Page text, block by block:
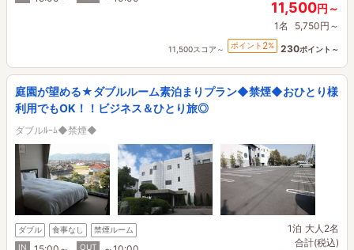
11,500円～
1名 5,750円～
11,500スコア～ ポイント 2% 230ポイント～
庭園が望める★ダブルルーム素泊まりプラン◆禁煙◆おひとり様
利用でもOK！！ビジネス＆ひとり旅◎
ダブルﾙｰﾑ◆禁煙◆
ダブル 食事なし
禁煙ルーム
IN
OUT
1泊 大人2名
合計(税込)